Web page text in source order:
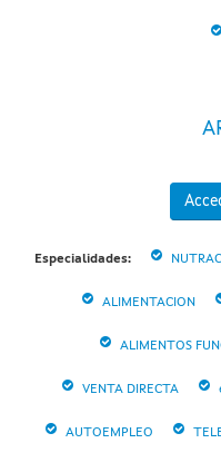
Especialidades:
ALIMENTACION
ALIMENTOS
VENTA DIRECTA
AUTOEMPLEO